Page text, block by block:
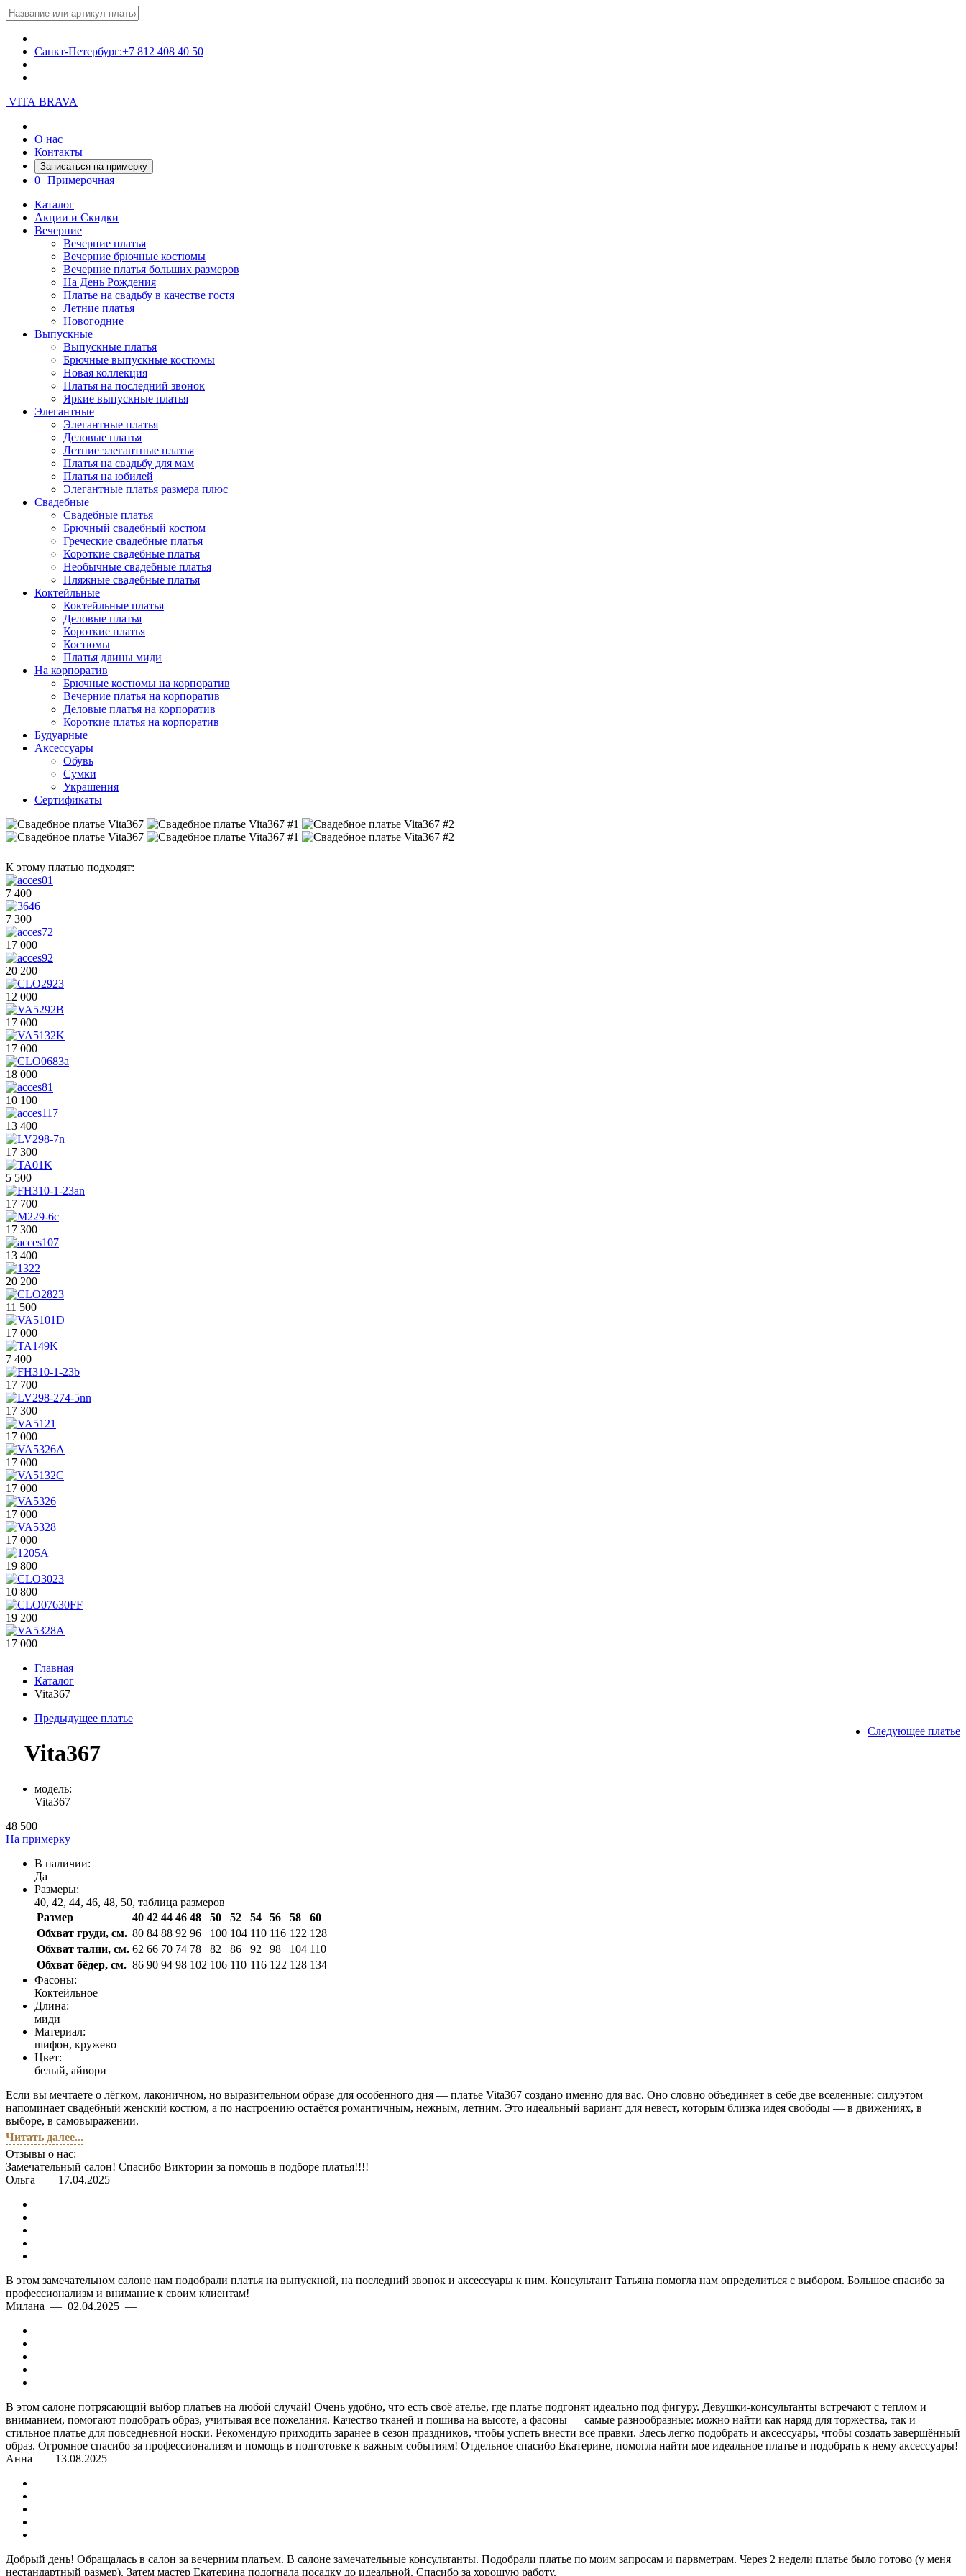
Санкт-Петербург:+7 812 408 40 50
VITA BRAVA
О нас
Контакты
Записаться на примерку
0 Примерочная
Каталог
Акции и Скидки
Вечерние
Вечерние платья
Вечерние брючные костюмы
Вечерние платья больших размеров
На День Рождения
Платье на свадьбу в качестве гостя
Летние платья
Новогодние
Выпускные
Выпускные платья
Брючные выпускные костюмы
Новая коллекция
Платья на последний звонок
Яркие выпускные платья
Элегантные
Элегантные платья
Деловые платья
Летние элегантные платья
Платья на свадьбу для мам
Платья на юбилей
Элегантные платья размера плюс
Свадебные
Свадебные платья
Брючный свадебный костюм
Греческие свадебные платья
Короткие свадебные платья
Необычные свадебные платья
Пляжные свадебные платья
Коктейльные
Коктейльные платья
Деловые платья
Короткие платья
Костюмы
Платья длины миди
На корпоратив
Брючные костюмы на корпоратив
Вечерние платья на корпоратив
Деловые платья на корпоратив
Короткие платья на корпоратив
Будуарные
Аксессуары
Обувь
Сумки
Украшения
Сертификаты
К этому платью подходят:
7 400
7 300
17 000
20 200
12 000
17 000
17 000
18 000
10 100
13 400
17 300
5 500
17 700
17 300
13 400
20 200
11 500
17 000
7 400
17 700
17 300
17 000
17 000
17 000
17 000
17 000
19 800
10 800
19 200
17 000
Главная
Каталог
Vita367
Предыдущее платье
Следующее платье
Vita367
модель:
Vita367
48 500
На примерку
В наличии:
Да
Размеры:
40, 42, 44, 46, 48, 50, таблица размеров
Размер
40 42 44 46 48 50 52 54 56 58
60
Обхват груди, см. 80 84 88 92 96 100 104 110 116 122 128
Обхват талии, см. 62 66 70 74 78 82 86 92 98 104 110
Обхват бёдер, см. 86 90 94 98 102 106 110 116 122 128 134
Фасоны:
Коктейльное
Длина:
миди
Материал:
шифон, кружево
Цвет:
белый, айвори
Если вы мечтаете о лёгком, лаконичном, но выразительном образе для особенного дня — платье Vita367 создано именно для вас. Оно словно объединяет в себе две вселенные: силуэтом
напоминает свадебный женский костюм, а по настроению остаётся романтичным, нежным, летним. Это идеальный вариант для невест, которым близка идея свободы — в движениях, в
выборе, в самовыражении.
Читать далее...
Отзывы о нас:
Замечательный салон! Спасибо Виктории за помощь в подборе платья!!!!
Ольга — 17.04.2025 —
В этом замечательном салоне нам подобрали платья на выпускной, на последний звонок и аксессуары к ним. Консультант Татьяна помогла нам определиться с выбором. Большое спасибо за
профессионализм и внимание к своим клиентам!
Милана — 02.04.2025 —
В этом салоне потрясающий выбор платьев на любой случай! Очень удобно, что есть своё ателье, где платье подгонят идеально под фигуру. Девушки-консультанты встречают с теплом и
вниманием, помогают подобрать образ, учитывая все пожелания. Качество тканей и пошива на высоте, а фасоны — самые разнообразные: можно найти как наряд для торжества, так и
стильное платье для повседневной носки. Рекомендую приходить заранее в сезон праздников, чтобы успеть внести все правки. Здесь легко подобрать и аксессуары, чтобы создать завершённый
образ. Огромное спасибо за профессионализм и помощь в подготовке к важным событиям! Отдельное спасибо Екатерине, помогла найти мое идеальное платье и подобрать к нему аксессуары!
Анна — 13.08.2025 —
Добрый день! Обращалась в салон за вечерним платьем. В салоне замечательные консультанты. Подобрали платье по моим запросам и парвметрам. Через 2 недели платье было готово (у меня
нестандартный размер). Затем мастер Екатерина подогнала посадку до идеальной. Спасибо за хорошую работу.